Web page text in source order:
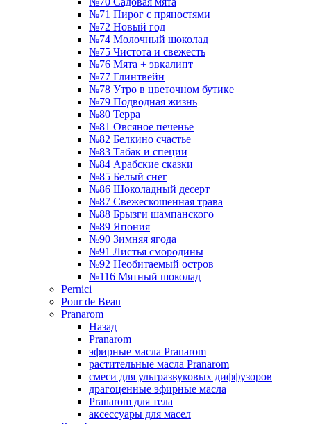
№71 Пирог с пряностями
№72 Новый год
№74 Молочный шоколад
№75 Чистота и свежесть
№76 Мята + эвкалипт
№77 Глинтвейн
№78 Утро в цветочном бутике
№79 Подводная жизнь
№80 Терра
№81 Овсяное печенье
№82 Белкино счастье
№83 Табак и специи
№84 Арабские сказки
№85 Белый снег
№86 Шоколадный десерт
№87 Свежескошенная трава
№88 Брызги шампанского
№89 Япония
№90 Зимняя ягода
№91 Листья смородины
№92 Необитаемый остров
№116 Мятный шоколад
Pernici
Pour de Beau
Pranarom
Назад
Pranarom
эфирные масла Pranarom
растительные масла Pranarom
смеси для ультразвуковых диффузоров
драгоценные эфирные масла
Pranarom для тела
аксессуары для масел